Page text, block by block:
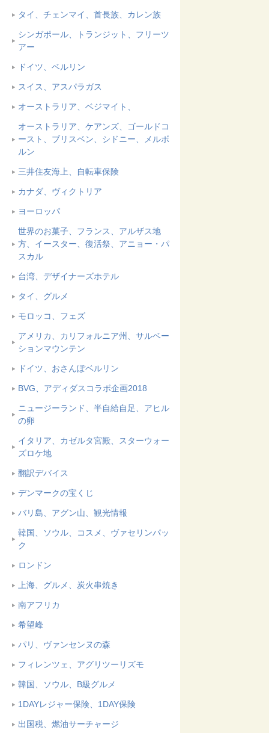
タイ、チェンマイ、首長族、カレン族
シンガポール、トランジット、フリーツ
アー
ドイツ、ベルリン
スイス、アスパラガス
オーストラリア、ベジマイト、
オーストラリア、ケアンズ、ゴールドコ
ースト、ブリスベン、シドニー、メルボ
ルン
三井住友海上、自転車保険
カナダ、ヴィクトリア
ヨーロッパ
世界のお菓子、フランス、アルザス地
方、イースター、復活祭、アニョー・パ
スカル
台湾、デザイナーズホテル
タイ、グルメ
モロッコ、フェズ
アメリカ、カリフォルニア州、サルベー
ションマウンテン
ドイツ、おさんぽベルリン
BVG、アディダスコラボ企画2018
ニュージーランド、半自給自足、アヒル
の卵
イタリア、カゼルタ宮殿、スターウォー
ズロケ地
翻訳デバイス
デンマークの宝くじ
バリ島、アグン山、観光情報
韓国、ソウル、コスメ、ヴァセリンパッ
ク
ロンドン
上海、グルメ、炭火串焼き
南アフリカ
希望峰
パリ、ヴァンセンヌの森
フィレンツェ、アグリツーリズモ
韓国、ソウル、B級グルメ
1DAYレジャー保険、1DAY保険
出国税、燃油サーチャージ